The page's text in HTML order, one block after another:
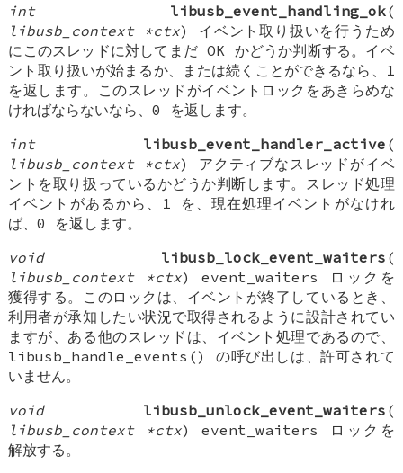
int
libusb_event_handling_ok(
libusb_context *ctx) イベント取り扱いを行うため
にこのスレッドに対してまだ OK かどうか判断する。イベ
ント取り扱いが始まるか、または続くことができるなら、1
を返します。このスレッドがイベントロックをあきらめな
ければならないなら、0 を返します。
int
libusb_event_handler_active (
libusb_context *ctx) アクティブなスレッドがイベ
ントを取り扱っているかどうか判断します。スレッド処理
イベントがあるから、1 を、現在処理イベントがなけれ
ば、0 を返します。
void
libusb_lock_event_waiters (
libusb_context *ctx) event_waiters ロックを
獲得する。このロックは、イベントが終了しているとき、
利用者が承知したい状況で取得されるように設計されてい
ますが、ある他のスレッドは、イベント処理であるので、
libusb_handle_events() の呼び出しは、許可されて
いません。
void
libusb_unlock_event_waiters (
libusb_context *ctx) event_waiters ロックを
解放する。